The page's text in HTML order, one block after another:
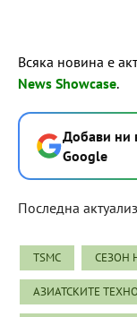
Всяка новина е
News Showcase.
Добави ни
Google
Последна
TSMC СЕЗОН
АЗИАТСКИТЕ